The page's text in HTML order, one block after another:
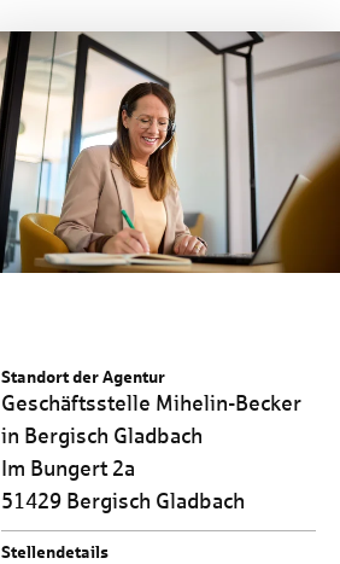
Standort der Agentur
Geschäftsstelle Mihelin-Becker
in Bergisch Gladbach
Im Bungert 2a
51429 Bergisch Gladbach
Stellendetails